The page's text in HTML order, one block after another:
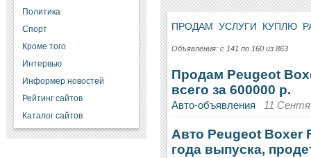
Политика
Спорт
Кроме того
Интервью
Информер новостей
Рейтинг сайтов
Каталог сайтов
ПРОДАМ УСЛУГИ КУПЛЮ
Объявления: с 141 по 160 из 863
Продам Peugeot
всего за 600000 р.
Авто-объявления 11
Авто Peugeot Boxer
года выпуска,